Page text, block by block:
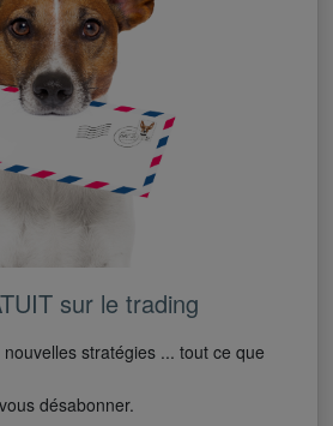
sur le trading
stratégies ... tout ce que
désabonner.